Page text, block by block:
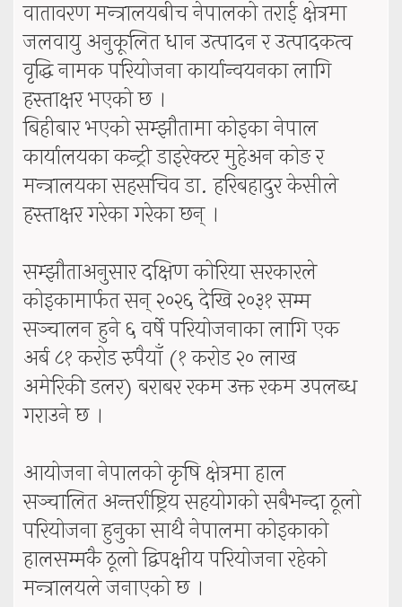
वातावरण मन्त्रालयबीच नेपालको तराई क्षेत्रमा
जलवायु अनुकूलित धान उत्पादन र उत्पादकत्व
वृद्धि नामक परियोजना कार्यान्वयनका लागि
हस्ताक्षर भएको छ ।
बिहीबार भएको सम्झौतामा कोइका नेपाल
कार्यालयका कन्ट्री डाइरेक्टर मुहेअन कोङ र
मन्त्रालयका सहसचिव डा. हरिबहादुर केसीले
हस्ताक्षर गरेका गरेका छन् ।
सम्झौताअनुसार दक्षिण कोरिया सरकारले
कोइकामार्फत सन् २०२६ देखि २०३१ सम्म
सञ्चालन हुने ६ वर्षे परियोजनाका लागि एक
अर्ब ८१ करोड रुपैयाँ (१ करोड २० लाख
अमेरिकी डलर) बराबर रकम उक्त रकम उपलब्ध
गराउने छ ।
आयोजना नेपालको कृषि क्षेत्रमा हाल
सञ्चालित अन्तर्राष्ट्रिय सहयोगको सबैभन्दा ठूलो
परियोजना हुनुका साथै नेपालमा कोइकाको
हालसम्मकै ठूलो द्विपक्षीय परियोजना रहेको
मन्त्रालयले जनाएको छ ।